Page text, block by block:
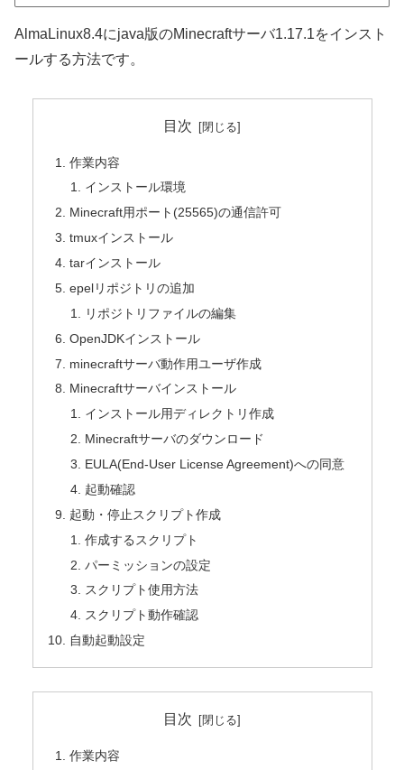
AlmaLinux8.4にjava版のMinecraftサーバ1.17.1をインスト
ールする方法です。
目次
作業内容
インストール環境
Minecraft用ポート(25565)の通信許可
tmuxインストール
tarインストール
epelリポジトリの追加
リポジトリファイルの編集
OpenJDKインストール
minecraftサーバ動作用ユーザ作成
Minecraftサーバインストール
インストール用ディレクトリ作成
Minecraftサーバのダウンロード
EULA(End-User License Agreement)への同意
起動確認
起動・停止スクリプト作成
作成するスクリプト
パーミッションの設定
スクリプト使用方法
スクリプト動作確認
自動起動設定
目次
作業内容